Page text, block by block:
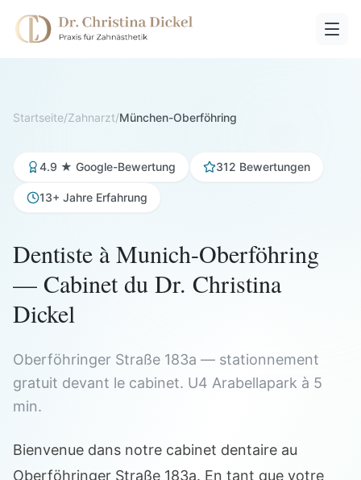
Startseite/Zahnarzt/München-Oberföhring
4.9 ★ Google-Bewertung 312 Bewertungen
13+ Jahre Erfahrung
Dentiste à Munich-Oberföhring
— Cabinet du Dr. Christina
Dickel
Oberföhringer Straße 183a — stationnement
gratuit devant le cabinet. U4 Arabellapark à 5
min.
Bienvenue dans notre cabinet dentaire au
Oberföhringer Straße 183a. En tant que votre